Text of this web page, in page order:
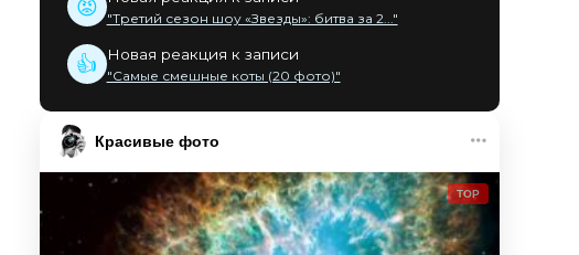
😡 "Третий сезон шоу «Звезды»: битва за 2..."
👍 Новая реакция к записи
"Самые смешные коты (20 фото)"
Красивые фото
TOP